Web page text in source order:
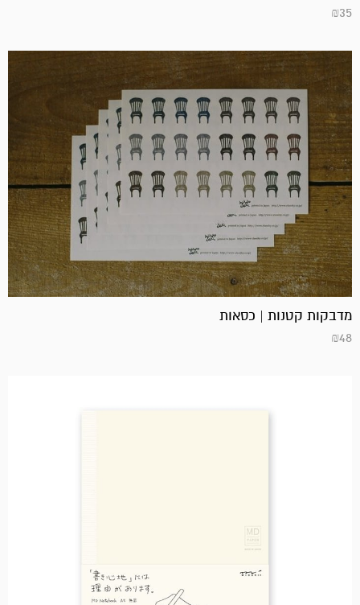
₪35
מדבקות קטנות | כסאות
₪48